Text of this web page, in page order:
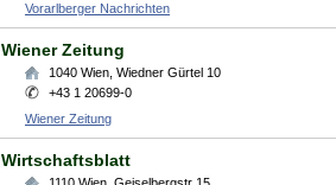
Vorarlberger Nachrichten
Wiener Zeitung
1040 Wien Wiedner Gürtel 10
+43 1 20699-0
Wiener Zeitung
Wirtschaftsblatt